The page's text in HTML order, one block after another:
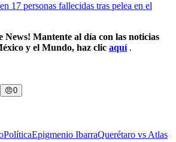
17 personas fallecidas tras pelea en el
News! Mantente al día con las noticias
y el Mundo, haz clic aquí.
😠0
PolíticaEpigmenio IbarraQuerétaro vs Atlas